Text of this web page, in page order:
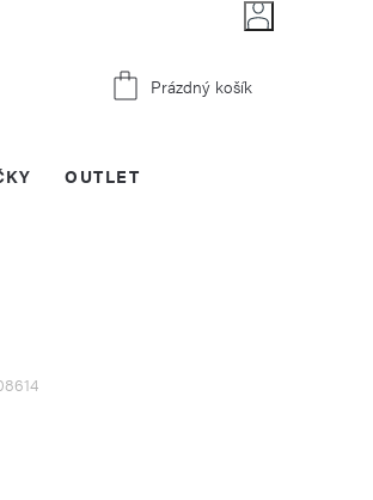
Nákupní
Prázdný košík
OUTLET